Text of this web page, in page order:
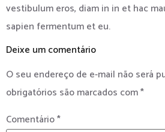
vestibulum eros, diam in in et hac
sapien fermentum et eu.
Deixe um comentário
O seu endereço de e-mail não será
obrigatórios são marcados com*
Comentário*